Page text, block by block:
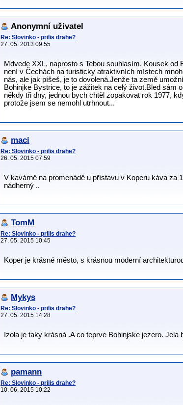
Anonymní uživatel
Re: Slovinko - prilis drahe?
27. 05. 2013 09:55
Mdvede XXL, naprosto s Tebou souhlasím. Kousek
není v Čechách na turisticky atraktivních místech
nás, ale jak píšeš, je to dovolená.Jenže ta země
Bohinjke Bystrice, to je zážitek na celý život.Bled sám
někdy tři dny, jednou bych chtěl zopakovat rok 1977,
protože jsem se nemohl utrhnout...
maci
Re: Slovinko - prilis drahe?
26. 05. 2015 07:59
V kavárně na promenádě u přístavu v Koperu káva za
nádherný ..
TomM
Re: Slovinko - prilis drahe?
27. 05. 2015 10:45
Koper je krásné město, s krásnou moderní
Mykys
Re: Slovinko - prilis drahe?
27. 05. 2015 14:28
Izola je taky krásná .A co teprve Bohinjske jezero. Jela
pamann
Re: Slovinko - prilis drahe?
10. 06. 2015 10:22